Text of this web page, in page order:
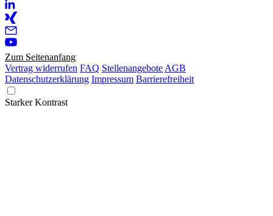
Zum Seitenanfang
Vertrag widerrufen FAQ Stellenangebote AGB
Datenschutzerklärung Impressum Barrierefreiheit
Starker Kontrast